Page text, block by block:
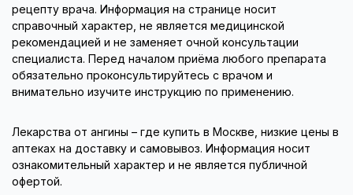
рецепту врача. Информация на странице носит
справочный характер, не является медицинской
рекомендацией и не заменяет очной консультации
специалиста. Перед началом приёма любого препарата
обязательно проконсультируйтесь с врачом и
внимательно изучите инструкцию по применению.
Лекарства от ангины – где купить в Москве, низкие цены в
аптеках на доставку и самовывоз. Информация носит
ознакомительный характер и не является публичной
офертой.